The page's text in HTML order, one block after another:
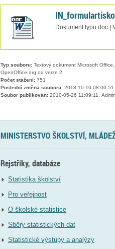
Dokument typu doc |
Typ souboru:Textový dokument Microsoft
OpenOffice.org od verze 2.
Počet stažení:751
Poslední změna souboru:2013-10-10 08:00:51
Soubor publikován:2010-05-26 11:09:11,
MINISTERSTVO ŠKOLSTVÍ,
Rejstříky, databáze
Statistika školství
Pro veřejnost
O školské statistice
Sběry statistických dat
Statistické výstupy a analýzy